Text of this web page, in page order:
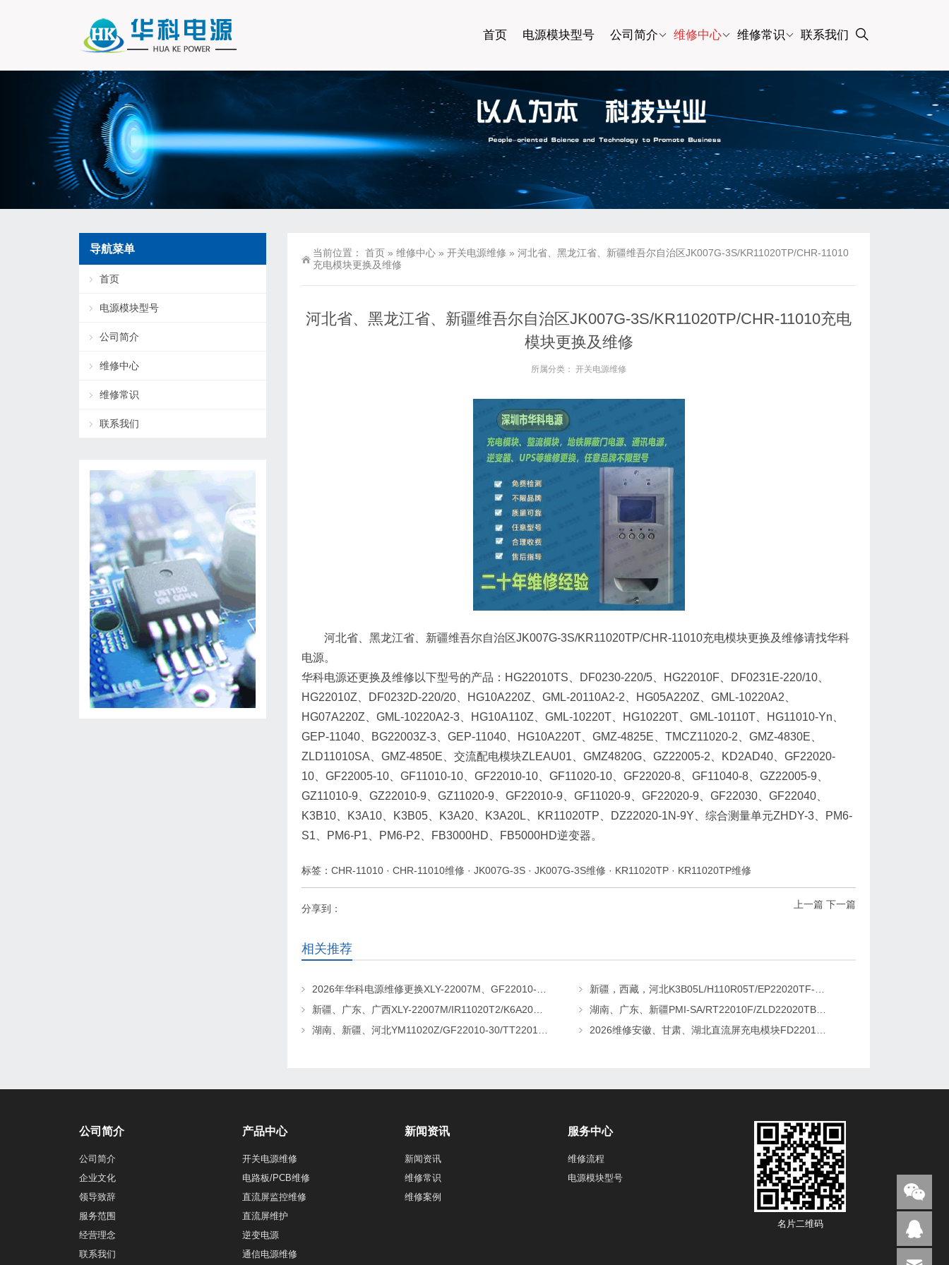
首页 电源模块型号 公司简介 维修中心 维修常识 联系我们
当前位置： 首页 » 维修中心 » 开关电源维修 » 河北省、黑龙江省、新疆维吾尔自治区JK007G-3S/KR11020TP/CHR-11010
充电模块更换及维修
河北省、黑龙江省、新疆维吾尔自治区JK007G-3S/KR11020TP/CHR-11010充电
模块更换及维修
所属分类： 开关电源维修
河北省、黑龙江省、新疆维吾尔自治区JK007G-3S/KR11020TP/CHR-11010充电模块更换及维修请找华科
电源。
华科电源还更换及维修以下型号的产品：HG22010TS、DF0230-220/5、HG22010F、DF0231E-220/10、
HG22010Z、DF0232D-220/20、HG10A220Z、GML-20110A2-2、HG05A220Z、GML-10220A2、
HG07A220Z、GML-10220A2-3、HG10A110Z、GML-10220T、HG10220T、GML-10110T、HG11010-Yn、
GEP-11040、BG22003Z-3、GEP-11040、HG10A220T、GMZ-4825E、TMCZ11020-2、GMZ-4830E、
ZLD11010SA、GMZ-4850E、交流配电模块ZLEAU01、GMZ4820G、GZ22005-2、KD2AD40、GF22020-
10、GF22005-10、GF11010-10、GF22010-10、GF11020-10、GF22020-8、GF11040-8、GZ22005-9、
GZ11010-9、GZ22010-9、GZ11020-9、GF22010-9、GF11020-9、GF22020-9、GF22030、GF22040、
K3B10、K3A10、K3B05、K3A20、K3A20L、KR11020TP、DZ22020-1N-9Y、综合测量单元ZHDY-3、PM6-
S1、PM6-P1、PM6-P2、FB3000HD、FB5000HD逆变器。
标签： CHR-11010 · CHR-11010维修 · JK007G-3S · JK007G-3S维修 · KR11020TP · KR11020TP维修
上一篇 下一篇
分享到：
相关推荐
湖南、广东、新疆PMI-SA/RT22010F/ZLD22020TB电源模块维修更换
导航菜单
首页
电源模块型号
公司简介
维修中心
维修常识
联系我们
公司简介
公司简介
企业文化
领导致辞
服务范围
经营理念
联系我们
产品中心
开关电源维修
电路板/PCB维修
直流屏监控维修
直流屏维护
逆变电源
通信电源维修
新闻资讯
新闻资讯
维修常识
维修案例
服务中心
维修流程
电源模块型号
名片二维码